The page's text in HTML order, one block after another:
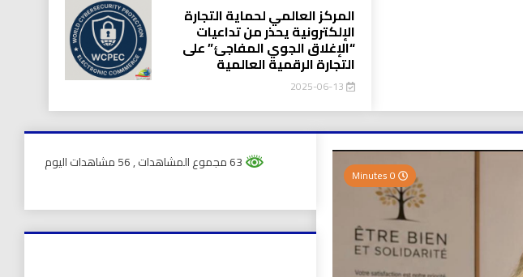
المركز العالمي لحماية التجارة
الإلكترونية يحذر من تداعيات
“الإغلاق الجوي المفاجئ” على
التجارة الرقمية العالمية
2025-06-13
, 56 مشاهدات اليوم